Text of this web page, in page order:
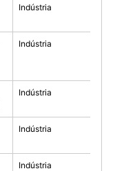
Indústria
Indústria
Indústria
Indústria
Indústria